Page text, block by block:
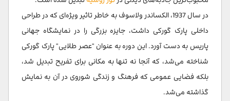
در سال 1937، الکساندر ولاسوف به خاطر تاثیر ویژه‌ای که در طراحی
داخلی پارک گورکی داشت، جایزه بزرگی را در نمایشگاه جهانی
پاریس به دست آورد. این دوره به عنوان "عصر طلایی" پارک گورکی
شناخته می‌شد، که آنجا نه تنها به مکانی برای تفریح تبدیل شد،
بلکه فضایی عمومی که فرهنگ و زندگی شوروی در آن به نمایش
گذاشته می‌شد.